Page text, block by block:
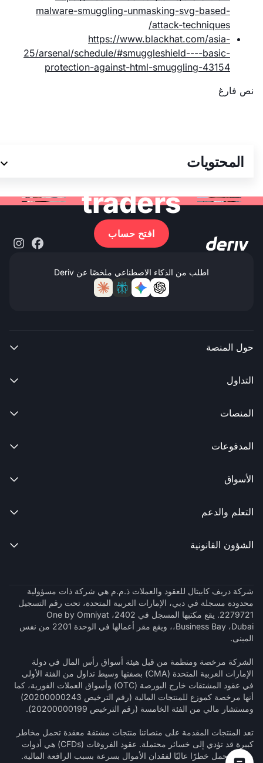
malware-smuggling-unmasking-svg-based-
attack-techniques/
https://www.blackhat.com/asia-
25/arsenal/schedule/#smuggleshield----basic-
protection-against-html-smuggling-43154
نص فارغ
المحتويات
Join 3M+ global
traders
افتح حساب
اطلب من الذكاء الاصطناعي ملخصًا عن Deriv
حول المنصة 
التداول 
المنصات 
المدفوعات 
الأسواق 
التعلم والدعم 
الشؤون القانونية 
شركة دريف كابيتال للعقود والعملات ذ.م.م هي شركة ذات مسؤولية
محدودة مسجلة في دبي، الإمارات العربية المتحدة، تحت رقم التسجيل
2279721. يقع مكتبها المسجل في 2402، One by Omniyat
،Business Bay ،Dubai، ويقع مقر أعمالها في الوحدة 2201 من نفس
المبنى.
الشركة مرخصة ومنظمة من قبل هيئة أسواق رأس المال في دولة
الإمارات العربية المتحدة (CMA) بصفتها وسيط تداول من الفئة الأولى
في عقود المشتقات خارج البورصة (OTC) وأسواق العملات الفورية، كما
أنها مرخصة كموزع للمنتجات المالية (رقم الترخيص 20200000243)
ومستشار مالي من الفئة الخامسة (رقم الترخيص 20200000199).
تعد المنتجات المقدمة على منصاتنا منتجات مشتقة معقدة تحمل مخاطر
كبيرة قد تؤدي إلى خسائر محتملة. عقود الفروقات (CFDs) هي أدوات
معقدة تحمل خطرًا عاليًا لفقدان الأموال بسرعة بسبب الرافعة المالية.